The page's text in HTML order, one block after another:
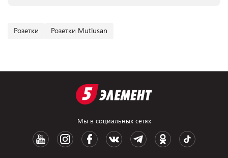
Розетки Розетки Mutlusan
Мы в социальных сетях